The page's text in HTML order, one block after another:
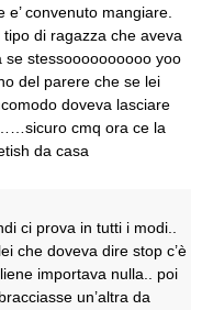
convenuto mangiare.
tipo di ragazza che aveva
se stessoooooooooo yoo
del parere che se lei
doveva lasciare
cmq ora ce la
da casa
ci prova in tutti i modi..
che doveva dire stop c’è
importava nulla.. poi
un’altra da